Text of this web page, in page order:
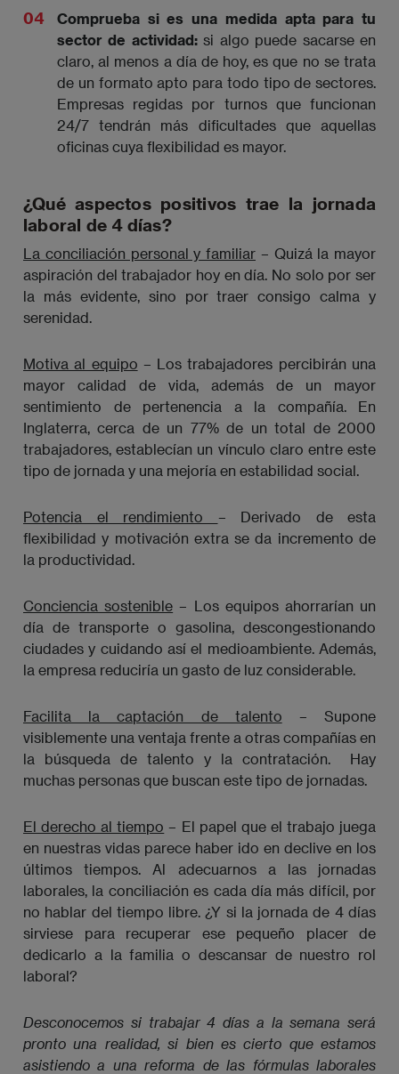
Comprueba si es una medida apta para tu
sector de actividad:si algo puede sacarse en
claro, al menos a día de hoy, es que no se trata
de un formato apto para todo tipo de sectores.
Empresas regidas por turnos que funcionan
24/7 tendrán más dificultades que aquellas
oficinas cuya flexibilidad es mayor.
¿Qué aspectos positivos trae la jornada
laboral de 4 días?
La conciliación personal y familiar – Quizá la mayor
aspiración del trabajador hoy en día. No solo por ser
la más evidente, sino por traer consigo calma y
serenidad.
Motiva al equipo – Los trabajadores percibirán una
mayor calidad de vida, además de un mayor
sentimiento de pertenencia a la compañía. En
Inglaterra, cerca de un 77% de un total de 2000
trabajadores, establecían un vínculo claro entre este
tipo de jornada y una mejoría en estabilidad social.
Potencia el rendimiento – Derivado de esta
flexibilidad y motivación extra se da incremento de
la productividad.
Conciencia sostenible – Los equipos ahorrarían un
día de transporte o gasolina, descongestionando
ciudades y cuidando así el medioambiente. Además,
la empresa reduciría un gasto de luz considerable.
Facilita la captación de talento – Supone
visiblemente una ventaja frente a otras compañías en
la búsqueda de talento y la contratación. Hay
muchas personas que buscan este tipo de jornadas.
El derecho al tiempo – El papel que el trabajo juega
en nuestras vidas parece haber ido en declive en los
últimos tiempos. Al adecuarnos a las jornadas
laborales, la conciliación es cada día más difícil, por
no hablar del tiempo libre. ¿Y si la jornada de 4 días
sirviese para recuperar ese pequeño placer de
dedicarlo a la familia o descansar de nuestro rol
laboral?
Desconocemos si trabajar 4 días a la semana será
pronto una realidad, si bien es cierto que estamos
asistiendo a una reforma de las fórmulas laborales